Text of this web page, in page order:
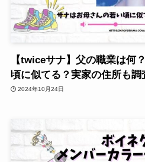
【twiceサナ】父の職業は何
頃に似てる？実家の住所も調
2024年10月24日